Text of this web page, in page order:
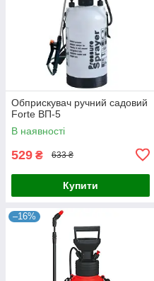
Обприскувач ручний садовий
Forte ВП-5
В наявності
529 ₴ 633 ₴
Купити
–16%